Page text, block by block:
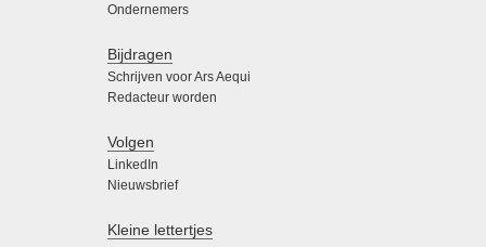
Ondernemers
Bijdragen
Schrijven voor Ars Aequi
Redacteur worden
Volgen
LinkedIn
Nieuwsbrief
Kleine lettertjes